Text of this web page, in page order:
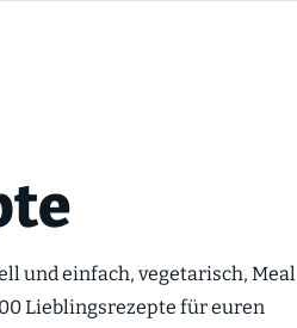
und einfach, vegetarisch, Meal
Lieblingsrezepte für euren